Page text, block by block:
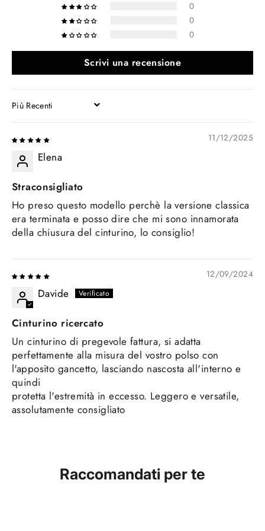
0
0
0
Scrivi una recensione
SORT BY
11/12/2025
Elena
Straconsigliato
Ho preso questo modello perchè la versione classica
era terminata e posso dire che mi sono innamorata
della chiusura del cinturino, lo consiglio!
12/09/2024
Davide
Cinturino ricercato
Un cinturino di pregevole fattura, si adatta
perfettamente alla misura del vostro polso con
l'apposito gancetto, lasciando nascosta all'interno e
quindi
protetta l'estremità in eccesso. Leggero e versatile,
assolutamente consigliato
Raccomandati per te